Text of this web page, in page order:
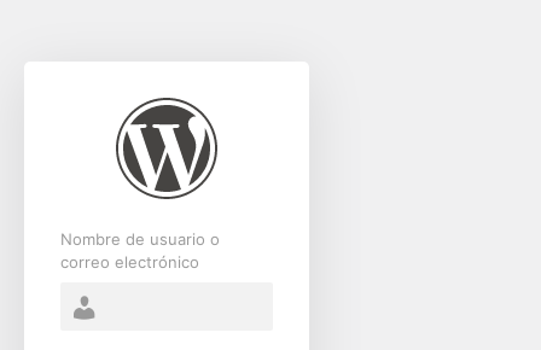
Nombre de usuario o
correo electrónico